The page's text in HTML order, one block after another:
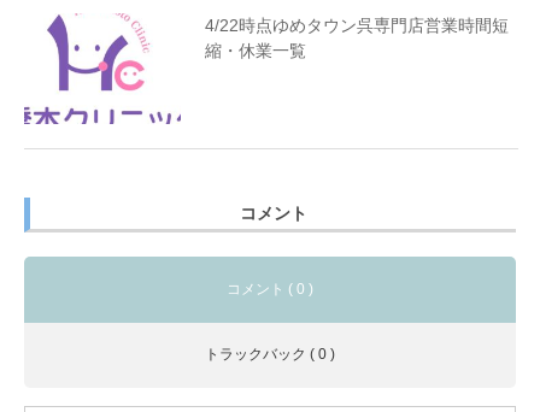
4/22時点ゆめタウン呉専門店営業時間短
縮・休業一覧
コメント
コメント ( 0 )
トラックバック ( 0 )